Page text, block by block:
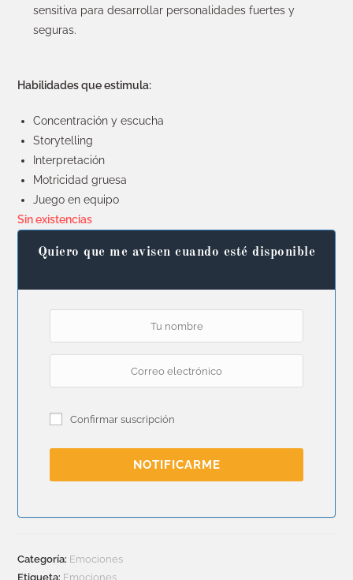
sensitiva para desarrollar personalidades fuertes y
seguras.
Habilidades que estimula:
Concentración y escucha
Storytelling
Interpretación
Motricidad gruesa
Juego en equipo
Sin existencias
Quiero que me avisen cuando esté disponible
Confirmar suscripción
NOTIFICARME
Categoría: Emociones
Etiqueta: Emociones